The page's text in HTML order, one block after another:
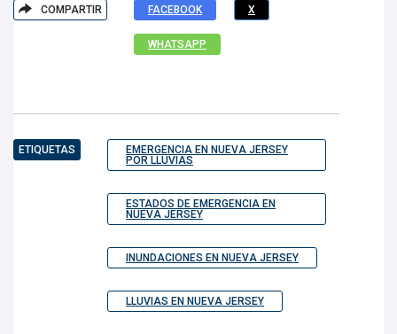
COMPARTIR FACEBOOK X
WHATSAPP
ETIQUETAS
EMERGENCIA EN NUEVA JERSEY
POR LLUVIAS
ESTADOS DE EMERGENCIA EN
NUEVA JERSEY
INUNDACIONES EN NUEVA JERSEY
LLUVIAS EN NUEVA JERSEY